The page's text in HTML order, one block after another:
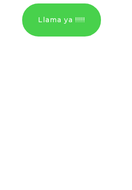
Llama ya !!!!!